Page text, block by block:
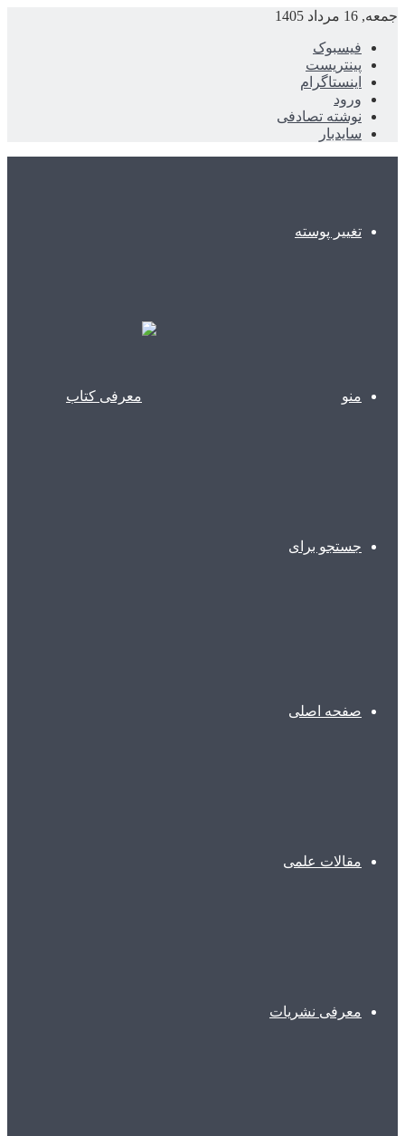
جمعه, 16 مرداد 1405
فیسبوک
پینتریست
اینستاگرام
ورود
نوشته تصادفی
سایدبار
تغییر پوسته
منو
جستجو برای
صفحه اصلی
مقالات علمی
معرفی نشریات